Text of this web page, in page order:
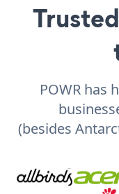
POWR has
(besides